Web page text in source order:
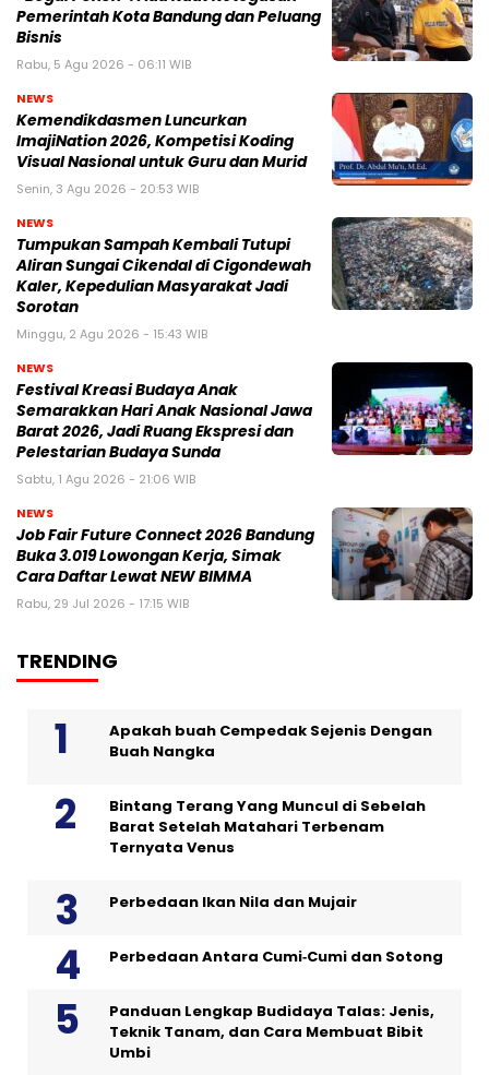
Pemerintah Kota Bandung dan Peluang
Bisnis
Rabu, 5 Agu 2026 - 06:11 WIB
NEWS
Kemendikdasmen Luncurkan
ImajiNation 2026, Kompetisi Koding
Visual Nasional untuk Guru dan Murid
Senin, 3 Agu 2026 - 20:53 WIB
NEWS
Tumpukan Sampah Kembali Tutupi
Aliran Sungai Cikendal di Cigondewah
Kaler, Kepedulian Masyarakat Jadi
Sorotan
Minggu, 2 Agu 2026 - 15:43 WIB
NEWS
Festival Kreasi Budaya Anak
Semarakkan Hari Anak Nasional Jawa
Barat 2026, Jadi Ruang Ekspresi dan
Pelestarian Budaya Sunda
Sabtu, 1 Agu 2026 - 21:06 WIB
NEWS
Job Fair Future Connect 2026 Bandung
Buka 3.019 Lowongan Kerja, Simak
Cara Daftar Lewat NEW BIMMA
Rabu, 29 Jul 2026 - 17:15 WIB
TRENDING
Apakah buah Cempedak Sejenis Dengan
Buah Nangka
Bintang Terang Yang Muncul di Sebelah
Barat Setelah Matahari Terbenam
Ternyata Venus
Perbedaan Ikan Nila dan Mujair
Perbedaan Antara Cumi‑Cumi dan Sotong
Panduan Lengkap Budidaya Talas: Jenis,
Teknik Tanam, dan Cara Membuat Bibit
Umbi